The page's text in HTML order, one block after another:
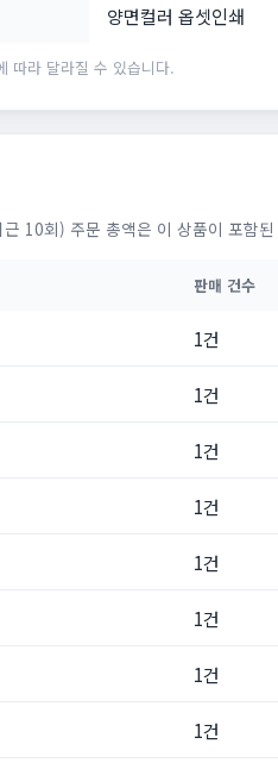
양면컬러 옵셋인쇄
따라 달라질 수 있습니다.
10회) 주문 총액은 이 상품이 포함
판매 건수
1건
1건
1건
1건
1건
1건
1건
1건